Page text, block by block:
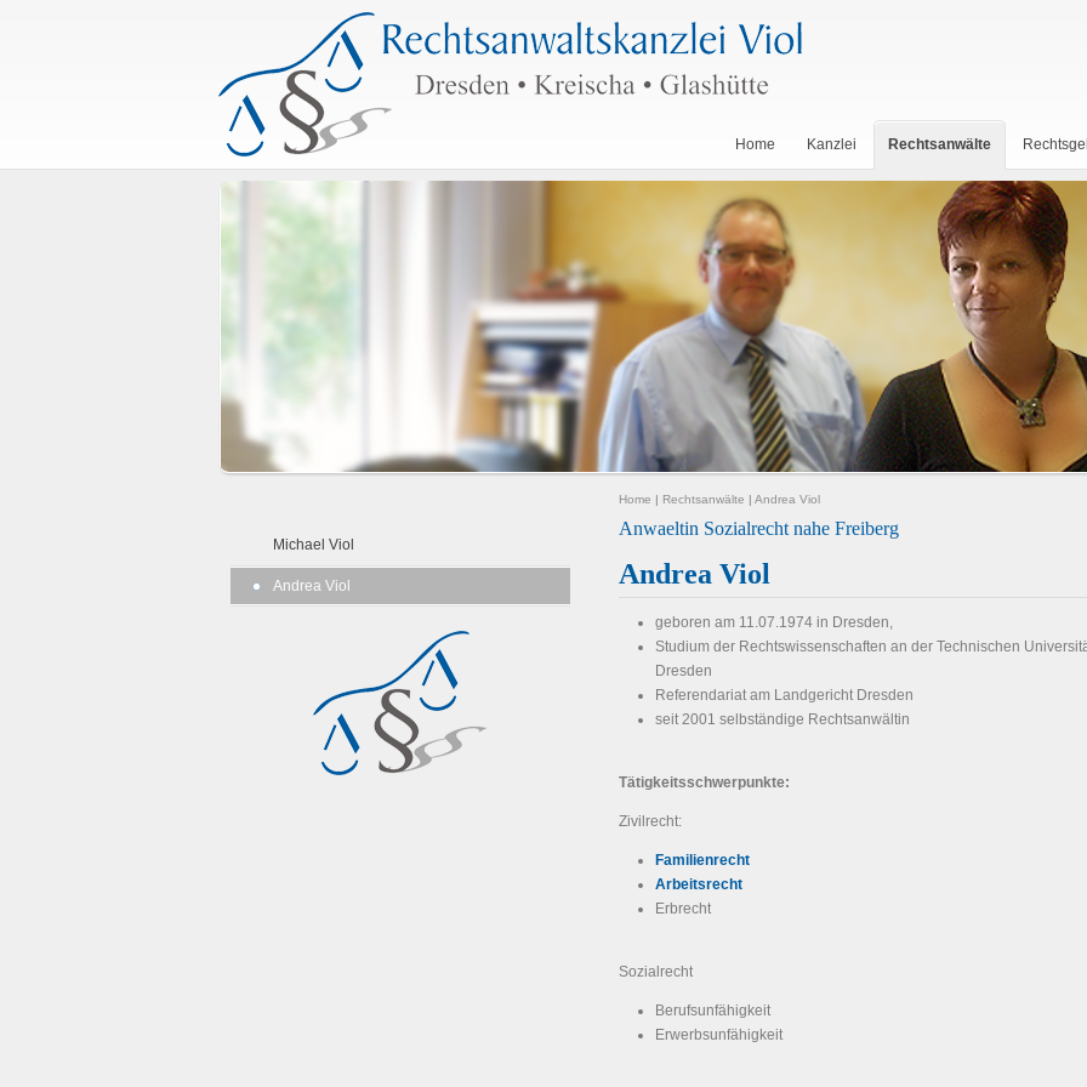
Home Kanzlei Rechtsanwälte
Michael Viol
Andrea Viol
Home | Rechtsanwälte | Andrea Viol
Anwaeltin Sozialrecht nahe Freiberg
Andrea Viol
geboren am 11.07.1974 in Dresden,
Studium der Rechtswissenschaften an der Technischen
Dresden
Referendariat am Landgericht Dresden
seit 2001 selbständige Rechtsanwältin
Tätigkeitsschwerpunkte:
Zivilrecht:
Familienrecht
Arbeitsrecht
Erbrecht
Sozialrecht
Berufsunfähigkeit
Erwerbsunfähigkeit